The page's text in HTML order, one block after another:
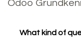
Odoo
What kind of